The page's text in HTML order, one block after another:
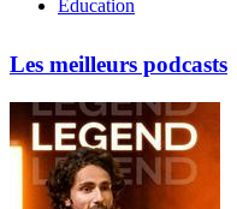
Education
Les meilleurs podcasts